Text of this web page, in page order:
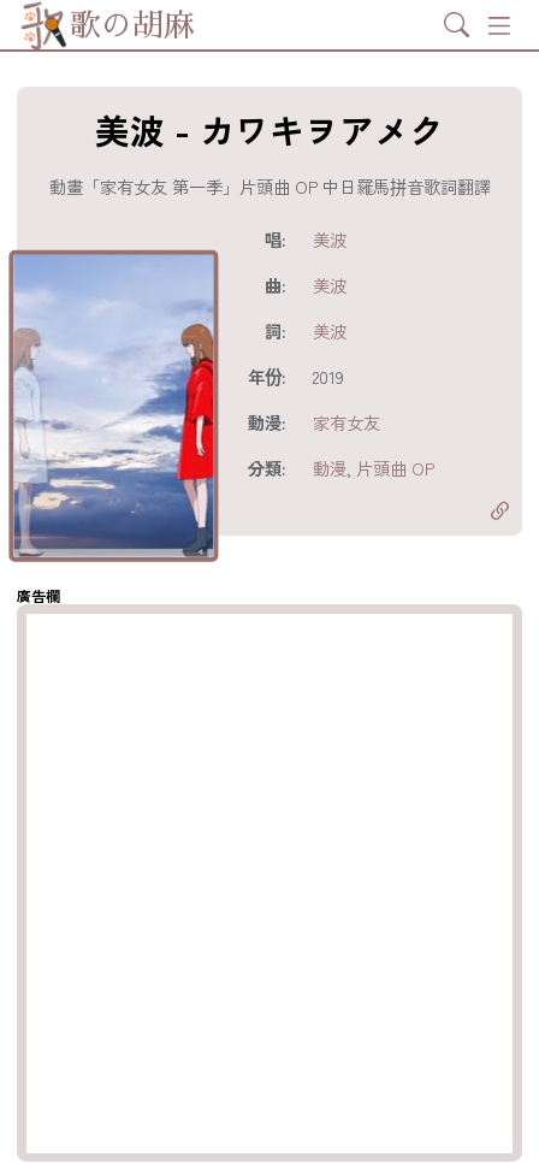
歌の胡麻 Search
美波 - カワキヲアメク
動畫「家有女友 第一季」片頭曲 OP 中日羅馬拼音歌詞翻譯
唱:
美波
曲:
美波
詞:
美波
年份:
2019
動漫:
家有女友
分類:
動漫 片頭曲 OP
分享至
享至 X
分享至
製鏈結
廣告欄